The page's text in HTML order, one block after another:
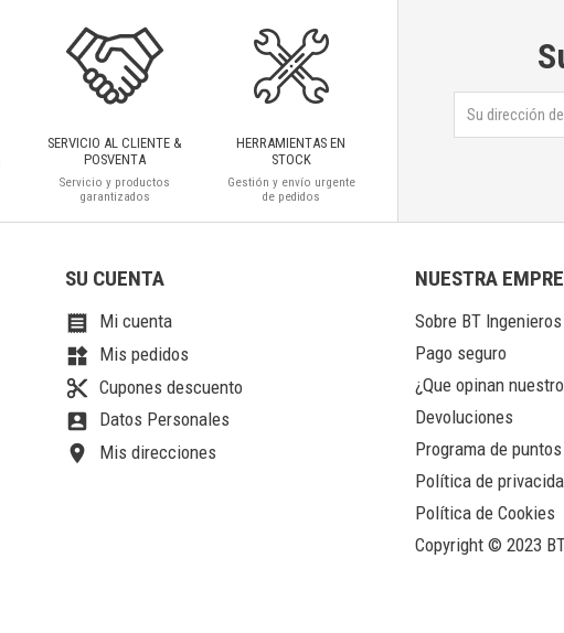
SERVICIO AL CLIENTE &
POSVENTA
Servicio y productos
garantizados
HERRAMIENTAS EN
STOCK
Gestión y envío urgente
de pedidos
SU CUENTA
 Mi cuenta
widgets Mis pedidos
content_cut Cupones descuento
account_box Datos Personales
location_on Mis direcciones
NUESTRA
Sobre BT Ingenieros
Pago seguro
¿Que opinan
Devoluciones
Programa de
Política de
Política de Cookies
Copyright © 2023